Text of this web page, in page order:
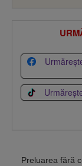
Preluarea fără